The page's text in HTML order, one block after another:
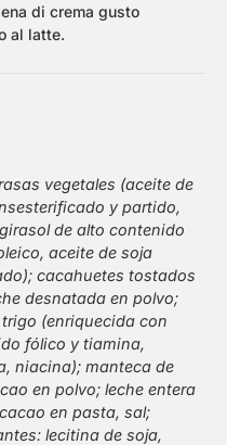
di crema gusto
al latte.
vegetales (aceite de
y partido,
de alto contenido
aceite de soja
cacahuetes tostados
desnatada en polvo;
(enriquecida con
fólico y tiamina,
niacina); manteca de
en polvo; leche entera
en pasta, sal;
lecitina de soja,